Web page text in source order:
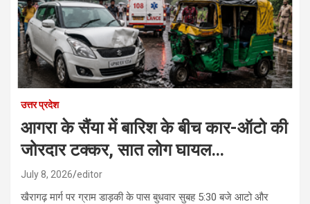
उत्तर प्रदेश
आगरा के सैंया में बारिश के बीच कार-ऑटो की
जोरदार टक्कर, सात लोग घायल…
July 8, 2026 editor
खैरागढ़ मार्ग पर ग्राम डाड़की के पास बुधवार सुबह 5:30 बजे आटो और